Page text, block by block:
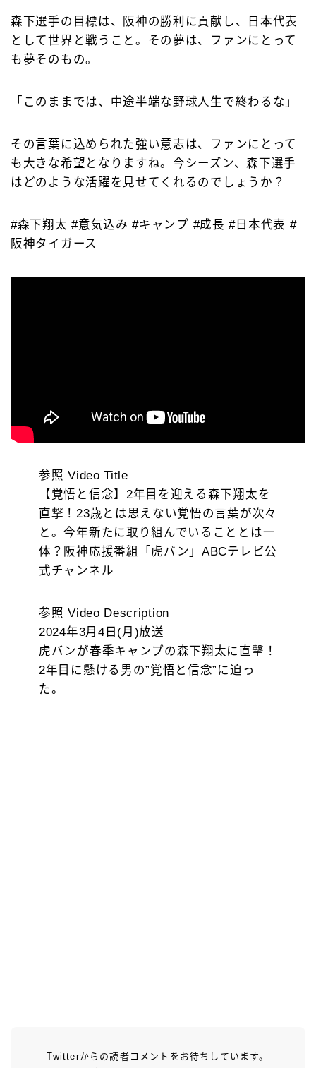
森下選手の目標は、阪神の勝利に貢献し、日本代表
として世界と戦うこと。その夢は、ファンにとって
も夢そのもの。
「このままでは、中途半端な野球人生で終わるな」
その言葉に込められた強い意志は、ファンにとって
も大きな希望となりますね。今シーズン、森下選手
はどのような活躍を見せてくれるのでしょうか？
#森下翔太 #意気込み #キャンプ #成長 #日本代表 #
阪神タイガース
参照 Video Title
【覚悟と信念】2年目を迎える森下翔太を
直撃！23歳とは思えない覚悟の言葉が次々
と。今年新たに取り組んでいることとは一
体？阪神応援番組「虎バン」ABCテレビ公
式チャンネル
参照 Video Description
2024年3月4日(月)放送
虎バンが春季キャンプの森下翔太に直撃！
2年目に懸ける男の”覚悟と信念”に迫っ
た。
Twitterからの読者コメントをお待ちしています。